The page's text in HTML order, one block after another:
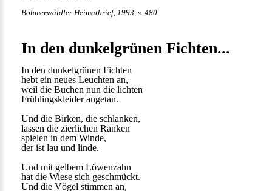
Böhmerwäldler Heimatbrief, 1993, s. 480
In den dunkelgrünen Fichten...
In den dunkelgrünen Fichten
hebt ein neues Leuchten an,
weil die Buchen nun die lichten
Frühlingskleider angetan.
Und die Birken, die schlanken,
lassen die zierlichen Ranken
spielen in dem Winde,
der ist lau und linde.
Und mit gelbem Löwenzahn
hat die Wiese sich geschmückt.
Und die Vögel stimmen an,